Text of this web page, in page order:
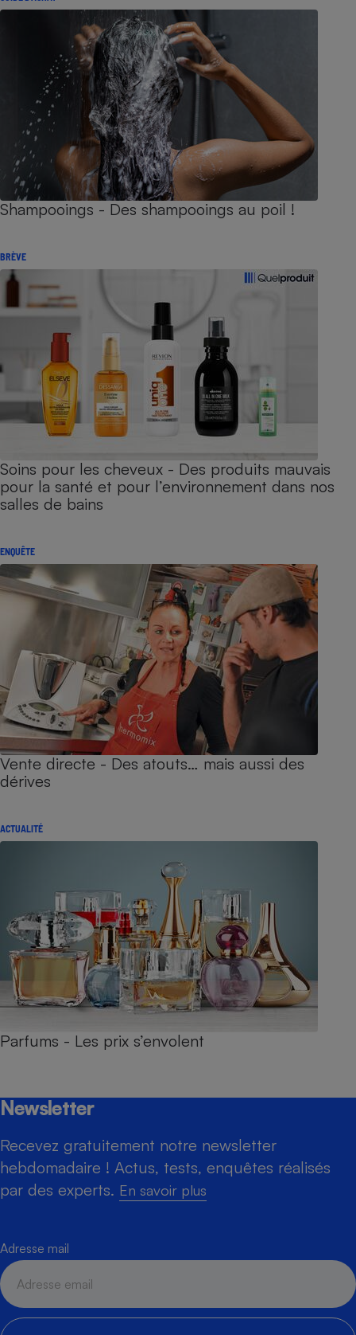
Shampooings - Des shampooings au poil !
BRÈVE
Soins pour les cheveux - Des produits mauvais
pour la santé et pour l’environnement dans nos
salles de bains
ENQUÊTE
Vente directe - Des atouts… mais aussi des
dérives
ACTUALITÉ
Parfums - Les prix s’envolent
Newsletter
Recevez gratuitement notre newsletter
hebdomadaire ! Actus, tests, enquêtes réalisés
par des experts. En savoir plus
Adresse mail